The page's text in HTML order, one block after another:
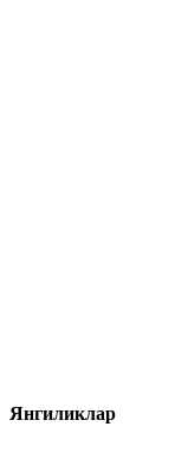
Янгиликлар